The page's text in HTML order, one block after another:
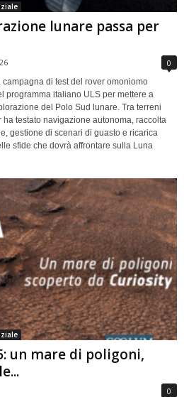
lunare passa per
0
di test del rover omoniomo
programma italiano ULS per mettere a
del Polo Sud lunare. Tra terreni
testato navigazione autonoma, raccolta
gestione di scenari di guasto e ricarica
sfide che dovrà affrontare sulla Luna
un mare di poligoni,
0